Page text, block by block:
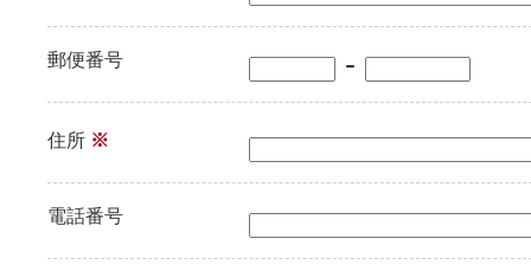
郵便番号 -
住所 ※
電話番号